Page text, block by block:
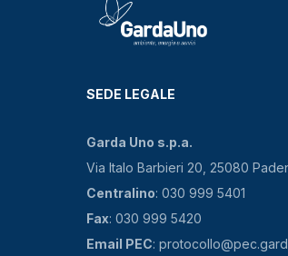
SEDE LEGALE
Garda Uno s.p.a.
Via Italo Barbieri 20, 25080
Centralino: 030 999 5401
Fax: 030 999 5420
Email PEC: